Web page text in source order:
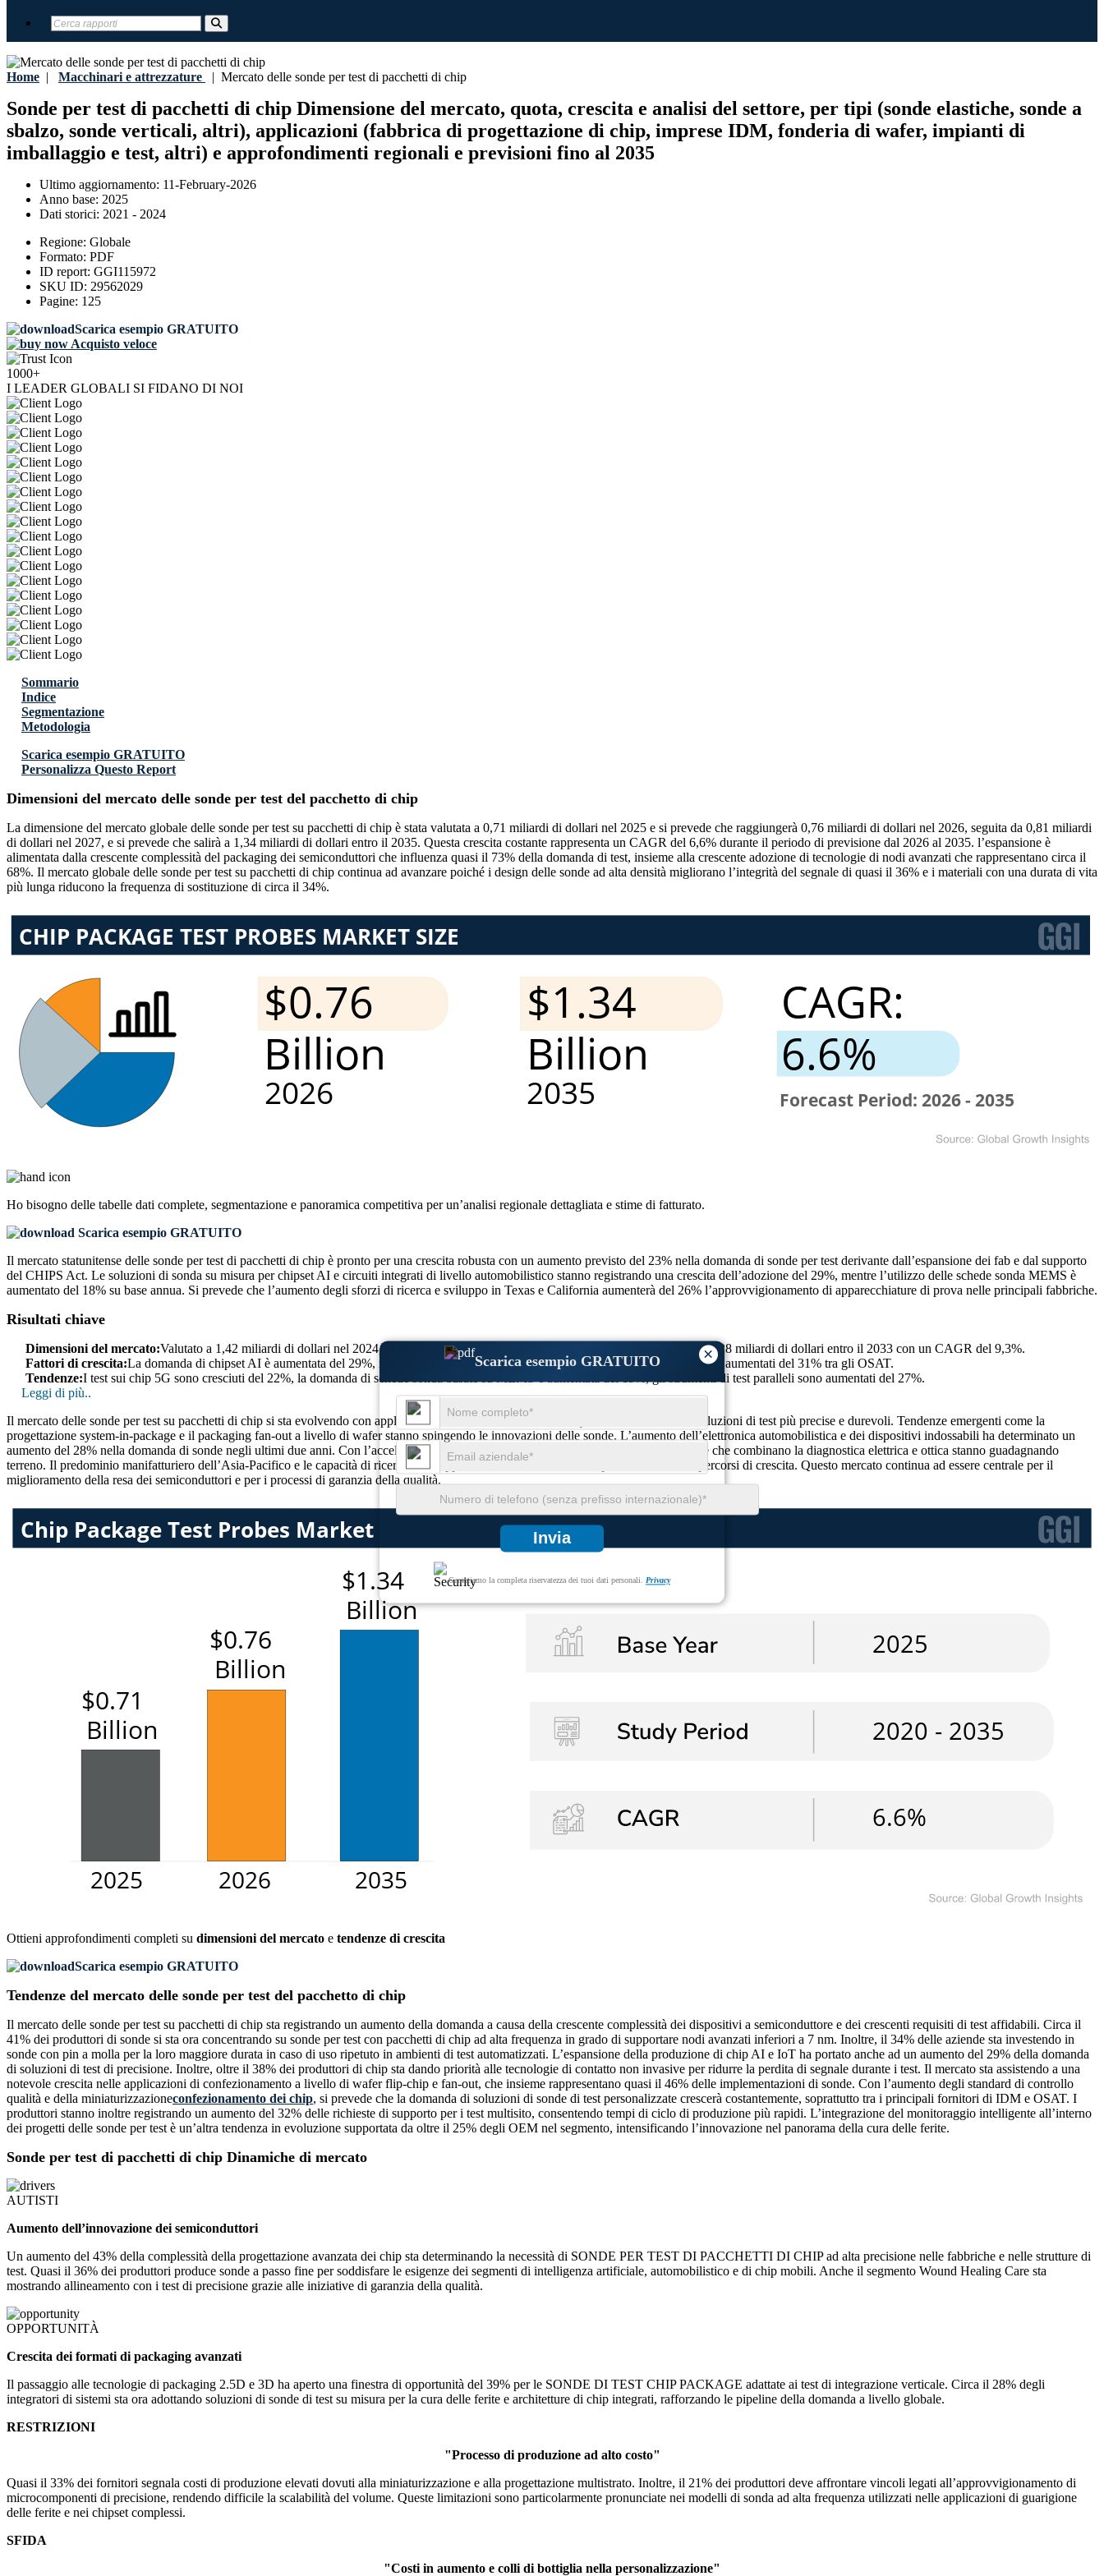
Home | Macchinari e attrezzature | Mercato delle sonde per test di pacchetti di chip
Sonde per test di pacchetti di chip Dimensione del mercato, quota, crescita e analisi del settore, per tipi (sonde elastiche, sonde a
sbalzo, sonde verticali, altri), applicazioni (fabbrica di progettazione di chip, imprese IDM, fonderia di wafer, impianti di
imballaggio e test, altri) e approfondimenti regionali e previsioni fino al 2035
Ultimo aggiornamento: 11-February-2026
Anno base: 2025
Dati storici: 2021 - 2024
Regione: Globale
Formato: PDF
ID report: GGI115972
SKU ID: 29562029
Pagine: 125
Scarica esempio GRATUITO
Acquisto veloce
1000+
I LEADER GLOBALI SI FIDANO DI NOI
×
Scarica esempio GRATUITO
Invia
Garantiamo la completa riservatezza dei tuoi dati personali. Privacy
Sommario
Indice
Segmentazione
Metodologia
Scarica esempio GRATUITO
Personalizza Questo Report
Dimensioni del mercato delle sonde per test del pacchetto di chip
La dimensione del mercato globale delle sonde per test su pacchetti di chip è stata valutata a 0,71 miliardi di dollari nel 2025 e si prevede che raggiungerà 0,76 miliardi di dollari nel 2026, seguita da 0,81 miliardi
di dollari nel 2027, e si prevede che salirà a 1,34 miliardi di dollari entro il 2035. Questa crescita costante rappresenta un CAGR del 6,6% durante il periodo di previsione dal 2026 al 2035. l’espansione è
alimentata dalla crescente complessità del packaging dei semiconduttori che influenza quasi il 73% della domanda di test, insieme alla crescente adozione di tecnologie di nodi avanzati che rappresentano circa il
68%. Il mercato globale delle sonde per test su pacchetti di chip continua ad avanzare poiché i design delle sonde ad alta densità migliorano l’integrità del segnale di quasi il 36% e i materiali con una durata di vita
più lunga riducono la frequenza di sostituzione di circa il 34%.
Ho bisogno delle tabelle dati complete, segmentazione e panoramica competitiva per un’analisi regionale dettagliata e stime di fatturato.
Scarica esempio GRATUITO
Il mercato statunitense delle sonde per test di pacchetti di chip è pronto per una crescita robusta con un aumento previsto del 23% nella domanda di sonde per test derivante dall’espansione dei fab e dal supporto
del CHIPS Act. Le soluzioni di sonda su misura per chipset AI e circuiti integrati di livello automobilistico stanno registrando una crescita dell’adozione del 29%, mentre l’utilizzo delle schede sonda MEMS è
aumentato del 18% su base annua. Si prevede che l’aumento degli sforzi di ricerca e sviluppo in Texas e California aumenterà del 26% l’approvvigionamento di apparecchiature di prova nelle principali fabbriche.
Risultati chiave
Dimensioni del mercato:Valutato a 1,42 miliardi di dollari nel 2024, si prevede che toccherà 1,61 miliardi di dollari nel 2025 fino a 3,28 miliardi di dollari entro il 2033 con un CAGR del 9,3%.
Fattori di crescita:La domanda di chipset AI è aumentata del 29%, il packaging 3D è aumentato del 26%, i test a livello di wafer sono aumentati del 31% tra gli OSAT.
Tendenze:I test sui chip 5G sono cresciuti del 22%, la domanda di schede sonda basate su MEMS è aumentata del 19%, gli strumenti di test paralleli sono aumentati del 27%.
Leggi di più..
Il mercato delle sonde per test su pacchetti di chip si sta evolvendo con applicazioni miniaturizzate e ad alta frequenza che richiedono soluzioni di test più precise e durevoli. Tendenze emergenti come la
progettazione system-in-package e il packaging fan-out a livello di wafer stanno spingendo le innovazioni delle sonde. L’aumento dell’elettronica automobilistica e dei dispositivi indossabili ha determinato un
aumento del 28% nella domanda di sonde negli ultimi due anni. Con l’accelerazione della complessità dei chip, i progetti di sonde ibride che combinano la diagnostica elettrica e ottica stanno guadagnando
terreno. Il predominio manifatturiero dell’Asia-Pacifico e le capacità di ricerca e sviluppo del Nord America stanno plasmando i futuri percorsi di crescita. Questo mercato continua ad essere centrale per il
miglioramento della resa dei semiconduttori e per i processi di garanzia della qualità.
Ottieni approfondimenti completi su dimensioni del mercato e tendenze di crescita
Scarica esempio GRATUITO
Tendenze del mercato delle sonde per test del pacchetto di chip
Il mercato delle sonde per test su pacchetti di chip sta registrando un aumento della domanda a causa della crescente complessità dei dispositivi a semiconduttore e dei crescenti requisiti di test affidabili. Circa il
41% dei produttori di sonde si sta ora concentrando su sonde per test con pacchetti di chip ad alta frequenza in grado di supportare nodi avanzati inferiori a 7 nm. Inoltre, il 34% delle aziende sta investendo in
sonde con pin a molla per la loro maggiore durata in caso di uso ripetuto in ambienti di test automatizzati. L’espansione della produzione di chip AI e IoT ha portato anche ad un aumento del 29% della domanda
di soluzioni di test di precisione. Inoltre, oltre il 38% dei produttori di chip sta dando priorità alle tecnologie di contatto non invasive per ridurre la perdita di segnale durante i test. Il mercato sta assistendo a una
notevole crescita nelle applicazioni di confezionamento a livello di wafer flip-chip e fan-out, che insieme rappresentano quasi il 46% delle implementazioni di sonde. Con l’aumento degli standard di controllo
qualità e della miniaturizzazioneconfezionamento dei chip, si prevede che la domanda di soluzioni di sonde di test personalizzate crescerà costantemente, soprattutto tra i principali fornitori di IDM e OSAT. I
produttori stanno inoltre registrando un aumento del 32% delle richieste di supporto per i test multisito, consentendo tempi di ciclo di produzione più rapidi. L’integrazione del monitoraggio intelligente all’interno
dei progetti delle sonde per test è un’altra tendenza in evoluzione supportata da oltre il 25% degli OEM nel segmento, intensificando l’innovazione nel panorama della cura delle ferite.
Sonde per test di pacchetti di chip Dinamiche di mercato
AUTISTI
Aumento dell’innovazione dei semiconduttori
Un aumento del 43% della complessità della progettazione avanzata dei chip sta determinando la necessità di SONDE PER TEST DI PACCHETTI DI CHIP ad alta precisione nelle fabbriche e nelle strutture di
test. Quasi il 36% dei produttori produce sonde a passo fine per soddisfare le esigenze dei segmenti di intelligenza artificiale, automobilistico e di chip mobili. Anche il segmento Wound Healing Care sta
mostrando allineamento con i test di precisione grazie alle iniziative di garanzia della qualità.
OPPORTUNITÀ
Crescita dei formati di packaging avanzati
Il passaggio alle tecnologie di packaging 2.5D e 3D ha aperto una finestra di opportunità del 39% per le SONDE DI TEST CHIP PACKAGE adattate ai test di integrazione verticale. Circa il 28% degli
integratori di sistemi sta ora adottando soluzioni di sonde di test su misura per la cura delle ferite e architetture di chip integrati, rafforzando le pipeline della domanda a livello globale.
RESTRIZIONI
"Processo di produzione ad alto costo"
Quasi il 33% dei fornitori segnala costi di produzione elevati dovuti alla miniaturizzazione e alla progettazione multistrato. Inoltre, il 21% dei produttori deve affrontare vincoli legati all’approvvigionamento di
microcomponenti di precisione, rendendo difficile la scalabilità del volume. Queste limitazioni sono particolarmente pronunciate nei modelli di sonda ad alta frequenza utilizzati nelle applicazioni di guarigione
delle ferite e nei chipset complessi.
SFIDA
"Costi in aumento e colli di bottiglia nella personalizzazione"